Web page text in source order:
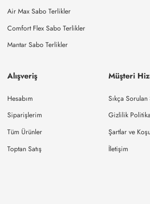
Air Max Sabo Terlikler
Comfort Flex Sabo Terlikler
Mantar Sabo Terlikler
Alışveriş
Hesabım
Siparişlerim
Tüm Ürünler
Toptan Satış
Müşteri
Sıkça
Gizlilik
Şartlar ve
İletişim